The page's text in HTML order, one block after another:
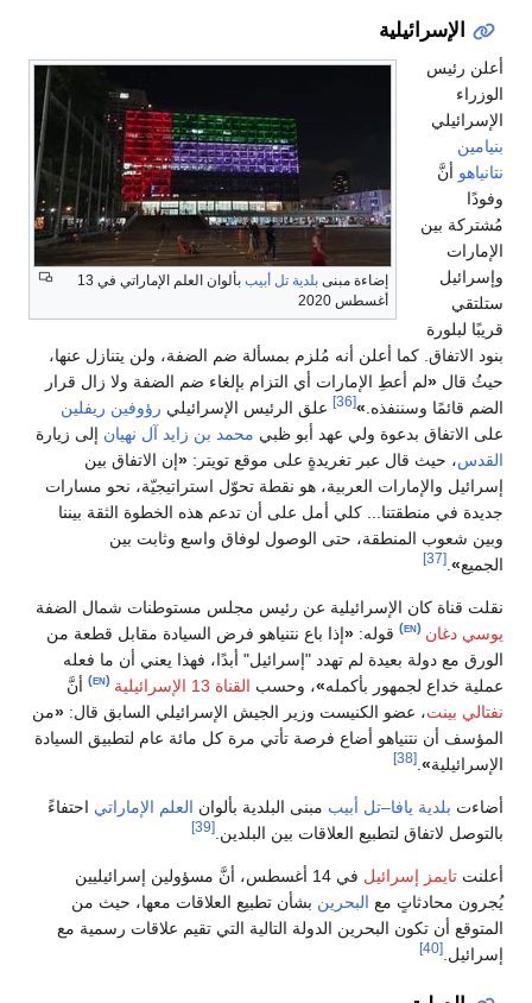
الإسرائيلية
إضاءة مبنى بلدية تل أبيب
بألوان العلم الإماراتي في 13
أغسطس 2020
أعلن رئيس
الوزراء
الإسرائيلي
بنيامين
نتانياهو أنَّ
وفودًا
مُشتركة بين
الإمارات
وإسرائيل
ستلتقي
قريبًا لبلورة
بنود الاتفاق. كما أعلن أنه مُلزم بمسألة ضم الضفة، ولن يتنازل عنها،
حيثُ قال «لم أعطِ الإمارات أي التزام بإلغاء ضم الضفة ولا زال قرار
الضم قائمًا وسننفذه. »
[36] علق الرئيس الإسرائيلي رؤوفين ريفلين
على الاتفاق بدعوة ولي عهد أبو ظبي محمد بن زايد آل نهيان إلى زيارة
القدس، حيث قال عبر تغريدةٍ على موقع تويتر: «إن الاتفاق بين
إسرائيل والإمارات العربية، هو نقطة تحوّل استراتيجيّة، نحو مسارات
جديدة في منطقتنا... كلي أمل على أن تدعم هذه الخطوة الثقة بيننا
وبين شعوب المنطقة، حتى الوصول لوفاق واسع وثابت بين
الجميع»
[37]
نقلت قناة كان الإسرائيلية عن رئيس مجلس مستوطنات شمال الضفة
يوسي دغان (en) قوله: «إذا باع نتنياهو فرض السيادة مقابل قطعة من
الورق مع دولة بعيدة لم تهدد "إسرائيل" أبدًا، فهذا يعني أن ما فعله
عملية خداع لجمهور بأكمله»، وحسب القناة 13 الإسرائيلية (en)
أنَّ
نفتالي بينت، عضو الكنيست وزير الجيش الإسرائيلي السابق قال: «من
المؤسف أن نتنياهو أضاع فرصة تأتي مرة كل مائة عام لتطبيق السيادة
الإسرائيلية»
[38]
أضاءت بلدية يافا–تل أبيب مبنى البلدية بألوان العلم الإماراتي احتفاءً
بالتوصل لاتفاق لتطبيع العلاقات بين البلدين. [39]
أعلنت تايمز إسرائيل
في 14 أغسطس، أنَّ مسؤولين إسرائيليين
يُجرون محادثاتٍ مع البحرين بشأن تطبيع العلاقات معها، حيث من
المتوقع أن تكون البحرين الدولة التالية التي تقيم علاقات رسمية مع
إسرائيل. [40]